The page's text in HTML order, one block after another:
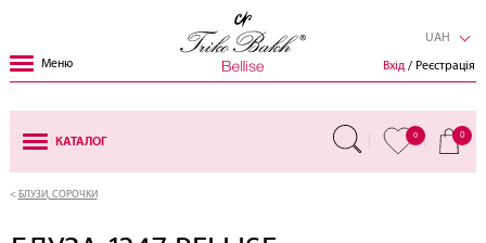
UAH
Меню
КАТАЛОГ
0 0
Вхід / Реєстрація
БЛУЗИ, СОРОЧКИ